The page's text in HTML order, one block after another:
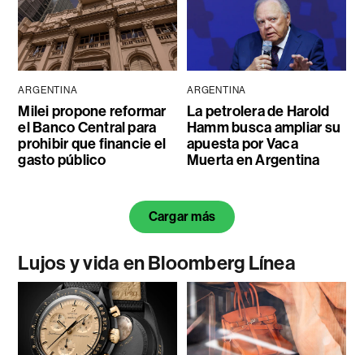
ARGENTINA
Milei propone reformar
el Banco Central para
prohibir que financie el
gasto público
ARGENTINA
La petrolera de Harold
Hamm busca ampliar su
apuesta por Vaca
Muerta en Argentina
Cargar más
Lujos y vida en Bloomberg Línea